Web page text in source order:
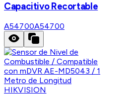
Capacitivo Recortable
A54700A54700
HIKVISION